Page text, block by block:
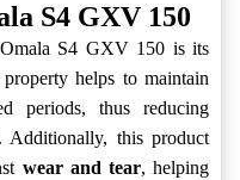
S4 GXV 150
S4 GXV 150 is its
helps to maintain
periods, thus reducing
Additionally, this product
wear and tear, helping